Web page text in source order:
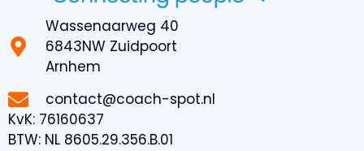
Wassenaarweg 40
6843NW Zuidpoort
Arnhem
contact@coach-spot.nl
KvK: 76160637
BTW: NL 8605.29.356.B.01